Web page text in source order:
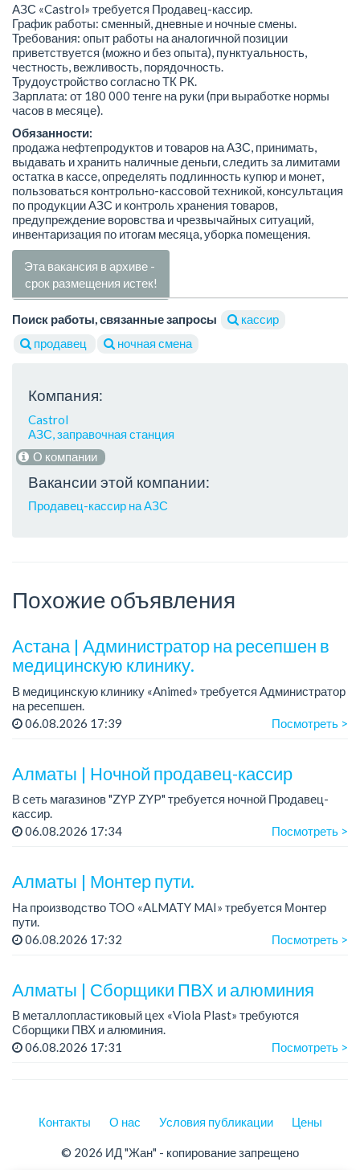
AЗС «Castrol» требуется Продавец-кассир.
График работы: сменный, дневные и ночные смены.
Требования: опыт работы на аналогичной позиции
приветствуется (можно и без опыта), пунктуальность,
честность, вежливость, порядочность.
Трудоустройство согласно ТК РК.
Зарплата: от 180 000 тенге на руки (при выработке нормы
часов в месяце).
Обязанности:
продажа нефтепродуктов и товаров на АЗС, принимать,
выдавать и хранить наличные деньги, следить за лимитами
остатка в кассе, определять подлинность купюр и монет,
пользоваться контрольно-кассовой техникой, консультация
по продукции АЗС и контроль хранения товаров,
предупреждение воровства и чрезвычайных ситуаций,
инвентаризация по итогам месяца, уборка помещения.
Эта вакансия в архиве -
срок размещения истек!
Поиск работы, связанные запросы
кассир
продавец
ночная смена
Компания:
Castrol
АЗС, заправочная станция
О компании
Вакансии этой компании:
Продавец-кассир на АЗС
Похожие объявления
Астана | Администратор на ресепшен в
медицинскую клинику.
В медицинскую клинику «Animed» требуется Администратор
на ресепшен.
Зарплата: 250 000 тенге + бонусы.
06.08.2026 17:39 Посмотреть >
Алматы | Ночной продавец-кассир
В сеть магазинов "ZYP ZYP" требуется ночной Продавец-
кассир.
График работы: 2/2, с 20:00 до 08:00.
06.08.2026 17:34 Посмотреть >
Алматы | Монтер пути.
На производство TOO «ALMATY MAI» требуется Монтер
пути.
Зарплата: 322 000 тенге.
образование...
06.08.2026 17:32 Посмотреть >
Алматы | Сборщики ПВХ и алюминия
В металлопластиковый цех «Viola Plast» требуются
Сборщики ПВХ и алюминия.
График работы: 5/2, с 08.00 до 17.00.
06.08.2026 17:31 Посмотреть >
Контакты О нас Условия публикации Цены
© 2026 ИД "Жан" - копирование запрещено